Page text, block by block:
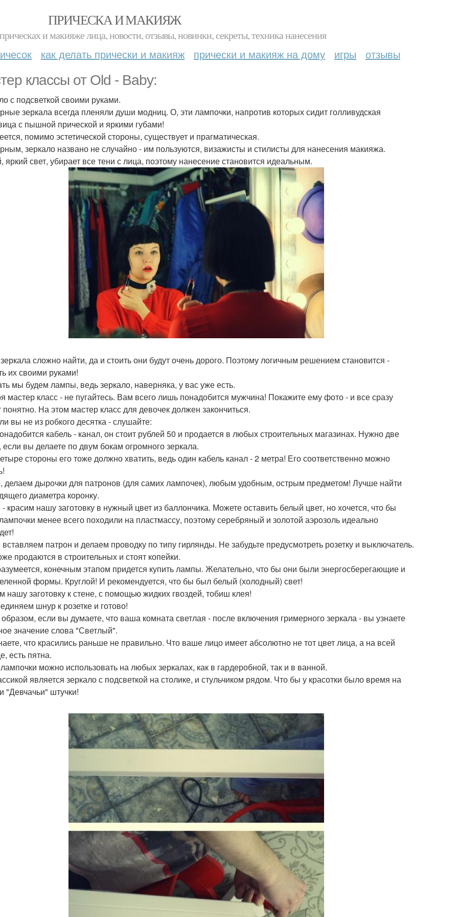
ПРИЧЕСКА И МАКИЯЖ
и макияже лица, новости, отзывы, новинки, секреты, техника нанесения
как делать прически и макияж прически и макияж на дому игры отзывы
классы от Old - Baby:
с подсветкой своими руками.
зеркала всегда пленяли души модниц. О, эти лампочки, напротив которых сидит голливудская
с пышной прической и яркими губами!
помимо эстетической стороны, существует и прагматическая.
зеркало названо не случайно - им пользуются, визажисты и стилисты для нанесения макияжа.
яркий свет, убирает все тени с лица, поэтому нанесение становится идеальным.
сложно найти, да и стоить они будут очень дорого. Поэтому логичным решением становится -
их своими руками!
мы будем лампы, ведь зеркало, наверняка, у вас уже есть.
мастер класс - не пугайтесь. Вам всего лишь понадобится мужчина! Покажите ему фото - и все сразу
понятно. На этом мастер класс для девочек должен закончиться.
вы не из робкого десятка - слушайте:
кабель - канал, он стоит рублей 50 и продается в любых строительных магазинах. Нужно две
если вы делаете по двум бокам огромного зеркала.
стороны его тоже должно хватить, ведь один кабель канал - 2 метра! Его соответственно можно
делаем дырочки для патронов (для самих лампочек), любым удобным, острым предметом! Лучше найти
диаметра коронку.
красим нашу заготовку в нужный цвет из баллончика. Можете оставить белый цвет, но хочется, что бы
менее всего походили на пластмассу, поэтому серебряный и золотой аэрозоль идеально
патрон и делаем проводку по типу гирлянды. Не забудьте предусмотреть розетку и выключатель.
продаются в строительных и стоят копейки.
конечным этапом придется купить лампы. Желательно, что бы они были энергосберегающие и
формы. Круглой! И рекомендуется, что бы был белый (холодный) свет!
нашу заготовку к стене, с помощью жидких гвоздей, тобиш клея!
шнур к розетке и готово!
если вы думаете, что ваша комната светлая - после включения гримерного зеркала - вы узнаете
значение слова "Светлый".
что красились раньше не правильно. Что ваше лицо имеет абсолютно не тот цвет лица, а на всей
есть пятна.
можно использовать на любых зеркалах, как в гардеробной, так и в ванной.
является зеркало с подсветкой на столике, и стульчиком рядом. Что бы у красотки было время на
"Девчачьи" штучки!